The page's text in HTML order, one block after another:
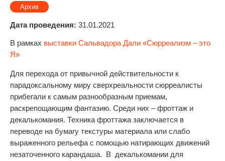
Архив
Дата проведения: 31.01.2021
В рамках выставки Сальвадора Дали «Сюрреализм – это
Я»
Для перехода от привычной действительности к
парадоксальному миру сверхреальности сюрреалисты
прибегали к самым разнообразным приемам,
раскрепощающим фантазию. Среди них – фроттаж и
декалькомания. Техника фроттажа заключается в
переводе на бумагу текстуры материала или слабо
выраженного рельефа с помощью натирающих движений
незаточенного карандаша. В декалькомании для